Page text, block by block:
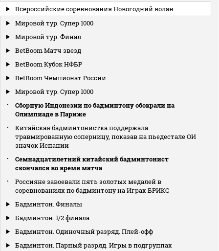
Всероссийские соревнования Новогодний волан
Мировой тур. Супер 1000
Мировой тур. Финал
BetBoom Матч звезд
BetBoom Кубок НФБР
BetBoom Чемпионат России
Мировой тур. Супер 1000
Сборную Индонезии по бадминтону обокрали на
Олимпиаде в Париже
Китайская бадминтонистка поддержала
травмированную соперницу, показав на пьедестале ОИ
значок Испании
Семнадцатилетний китайский бадминтонист
скончался во время матча
Россияне завоевали пять золотых медалей в
соревнованиях по бадминтону на Играх БРИКС
Бадминтон. Финалы
Бадминтон. 1/2 финала
Бадминтон. Одиночный разряд. Плей-офф
Бадминтон. Парный разряд. Игры в подгруппах